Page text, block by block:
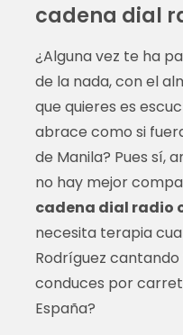
cadena dial
¿Alguna vez te ha
de la nada, con el
que quieres es
abrace como si
de Manila? Pues sí,
no hay mejor
cadena dial radio
necesita terapia
Rodríguez
conduces por
España?